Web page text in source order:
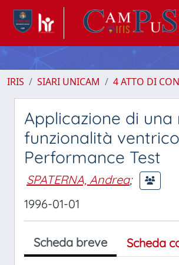
IRIS SIARI UNICAM 4 ATTO DI
Applicazione di
funzionalità
Performance Test
SPATERNA, Andrea;
1996-01-01
Scheda breve Scheda